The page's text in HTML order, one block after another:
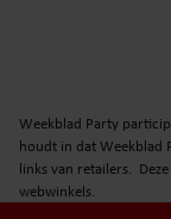
Weekblad Party
houdt in dat Weekblad
links van retailers.
webwinkels.